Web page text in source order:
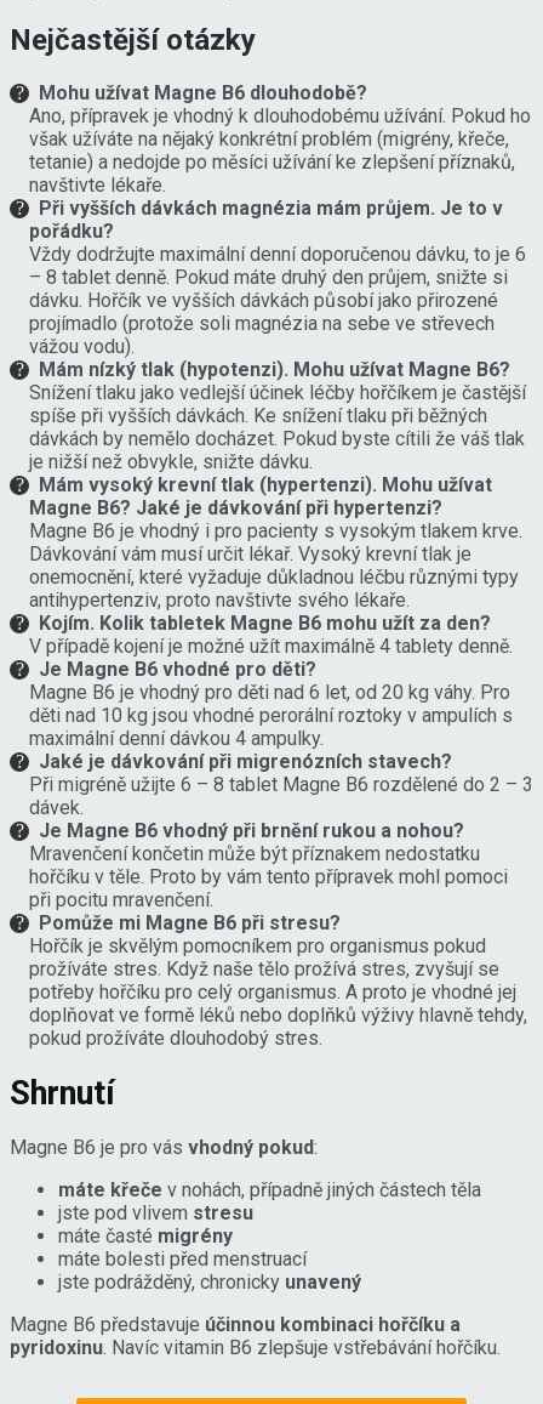
Nejčastější otázky
Mohu užívat Magne B6 dlouhodobě?
Ano, přípravek je vhodný k dlouhodobému užívání. Pokud ho
však užíváte na nějaký konkrétní problém (migrény, křeče,
tetanie) a nedojde po měsíci užívání ke zlepšení příznaků,
navštivte lékaře.
Při vyšších dávkách magnézia mám průjem. Je to v
pořádku?
Vždy dodržujte maximální denní doporučenou dávku, to je 6
– 8 tablet denně. Pokud máte druhý den průjem, snižte si
dávku. Hořčík ve vyšších dávkách působí jako přirozené
projímadlo (protože soli magnézia na sebe ve střevech
vážou vodu).
Mám nízký tlak (hypotenzi). Mohu užívat Magne B6?
Snížení tlaku jako vedlejší účinek léčby hořčíkem je častější
spíše při vyšších dávkách. Ke snížení tlaku při běžných
dávkách by nemělo docházet. Pokud byste cítili že váš tlak
je nižší než obvykle, snižte dávku.
Mám vysoký krevní tlak (hypertenzi). Mohu užívat
Magne B6? Jaké je dávkování při hypertenzi?
Magne B6 je vhodný i pro pacienty s vysokým tlakem krve.
Dávkování vám musí určit lékař. Vysoký krevní tlak je
onemocnění, které vyžaduje důkladnou léčbu různými typy
antihypertenziv, proto navštivte svého lékaře.
Kojím. Kolik tabletek Magne B6 mohu užít za den?
V případě kojení je možné užít maximálně 4 tablety denně.
Je Magne B6 vhodné pro děti?
Magne B6 je vhodný pro děti nad 6 let, od 20 kg váhy. Pro
děti nad 10 kg jsou vhodné perorální roztoky v ampulích s
maximální denní dávkou 4 ampulky.
Jaké je dávkování při migrenózních stavech?
Při migréně užijte 6 – 8 tablet Magne B6 rozdělené do 2 – 3
dávek.
Je Magne B6 vhodný při brnění rukou a nohou?
Mravenčení končetin může být příznakem nedostatku
hořčíku v těle. Proto by vám tento přípravek mohl pomoci
při pocitu mravenčení.
Pomůže mi Magne B6 při stresu?
Hořčík je skvělým pomocníkem pro organismus pokud
prožíváte stres. Když naše tělo prožívá stres, zvyšují se
potřeby hořčíku pro celý organismus. A proto je vhodné jej
doplňovat ve formě léků nebo doplňků výživy hlavně tehdy,
pokud prožíváte dlouhodobý stres.
Shrnutí
Magne B6 je pro vás vhodný pokud:
máte křeče v nohách, případně jiných částech těla
jste pod vlivem stresu
máte časté migrény
máte bolesti před menstruací
jste podrážděný, chronicky unavený
Magne B6 představuje účinnou kombinaci hořčíku a
pyridoxinu. Navíc vitamin B6 zlepšuje vstřebávání hořčíku.